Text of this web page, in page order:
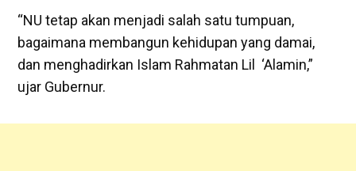
“NU tetap akan menjadi salah satu tumpuan,
bagaimana membangun kehidupan yang damai,
dan menghadirkan Islam Rahmatan Lil ‘Alamin,”
ujar Gubernur.